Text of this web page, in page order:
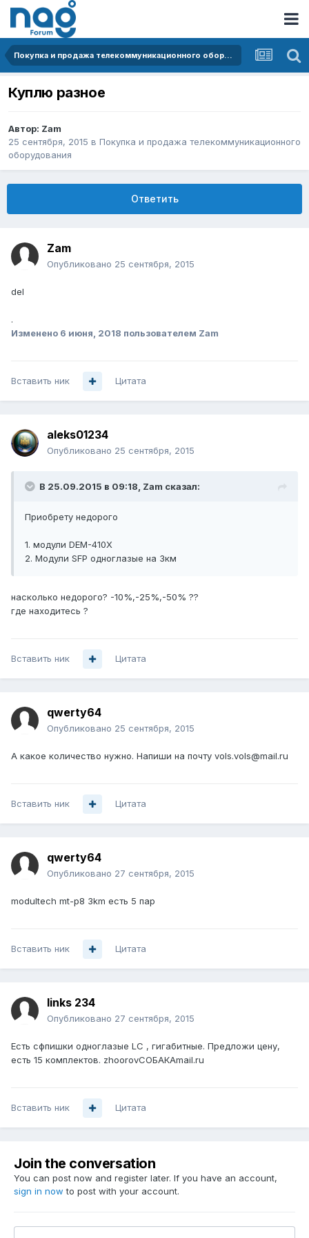
Покупка и продажа телекоммуникационного оборудования
Куплю разное
Автор: Zam
25 сентября, 2015 в Покупка и продажа телекоммуникационного
оборудования
Ответить
Zam
Опубликовано 25 сентября, 2015
del
.
Изменено 6 июня, 2018 пользователем Zam
Вставить ник Цитата
aleks01234
Опубликовано 25 сентября, 2015
В 25.09.2015 в 09:18, Zam сказал:
Приобрету недорого
1. модули DEM-410X
2. Модули SFP одноглазые на 3км
насколько недорого? -10%,-25%,-50% ??
где находитесь ?
Вставить ник Цитата
qwerty64
Опубликовано 25 сентября, 2015
А какое количество нужно. Напиши на почту vols.vols@mail.ru
Вставить ник Цитата
qwerty64
Опубликовано 27 сентября, 2015
modultech mt-p8 3km есть 5 пар
Вставить ник Цитата
links 234
Опубликовано 27 сентября, 2015
Есть сфпишки одноглазые LC , гигабитные. Предложи цену,
есть 15 комплектов. zhoorovСОБАКАmail.ru
Вставить ник Цитата
Join the conversation
You can post now and register later. If you have an account,
sign in now to post with your account.